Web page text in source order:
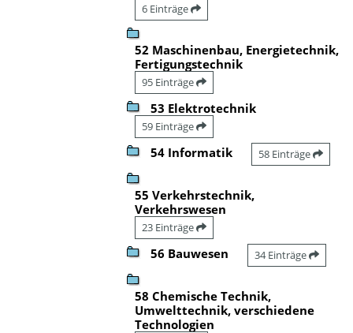
6 Einträge
52 Maschinenbau, Energietechnik,
Fertigungstechnik
95 Einträge
53 Elektrotechnik
59 Einträge
54 Informatik 58 Einträge
55 Verkehrstechnik,
Verkehrswesen
23 Einträge
56 Bauwesen 34 Einträge
58 Chemische Technik,
Umwelttechnik, verschiedene
Technologien